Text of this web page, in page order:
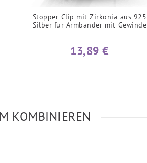
Stopper Clip mit Zirkonia aus 925
Silber für Armbänder mit Gewinde
13,89 €
KOMBINIEREN